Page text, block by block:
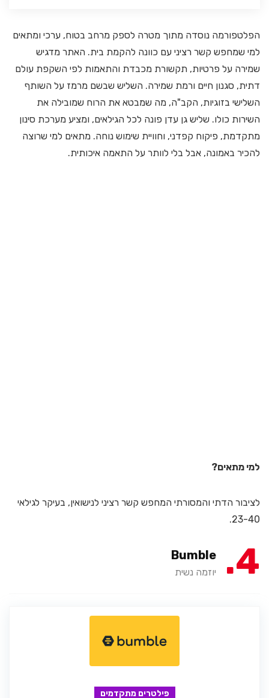
הפלטפורמה נוסדה מתוך מטרה לספק מרחב בטוח, ערכי ומתאים
למי שמחפש קשר רציני עם כוונה להקמת בית. האתר מדגיש
שמירה על פרטיות, תקשורת מכבדת והתאמות לפי השקפת עולם
דתית, סגנון חיים ורמת שמירה. השליש שבשם מרמז על השותף
השלישי בזוגיות, הקב"ה, מה שמבטא את הרוח שמובילה את
השירות כולו. שליש גן עדן פונה לכל הגילאים, ומציע מערכת סינון
מתקדמת, פיקוח קפדני, וחוויית שימוש נוחה. מתאים למי שרוצה
להכיר באמונה, אבל בלי לוותר על התאמה איכותית.
למי מתאים?
לציבור הדתי והמסורתי המחפש קשר רציני לנישואין, בעיקר לגילאי
23-40.
4
Bumble
יוזמה נשית
פילטרים מתקדמים